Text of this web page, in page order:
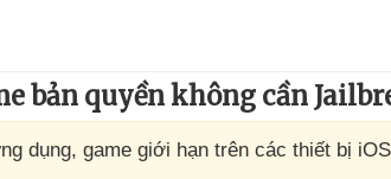
bản quyền không cần
dụng, game giới hạn trên các thiết bị